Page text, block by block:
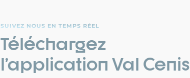
SUIVEZ NOUS EN TEMPS RÉEL
Téléchargez
l’application Val Cenis